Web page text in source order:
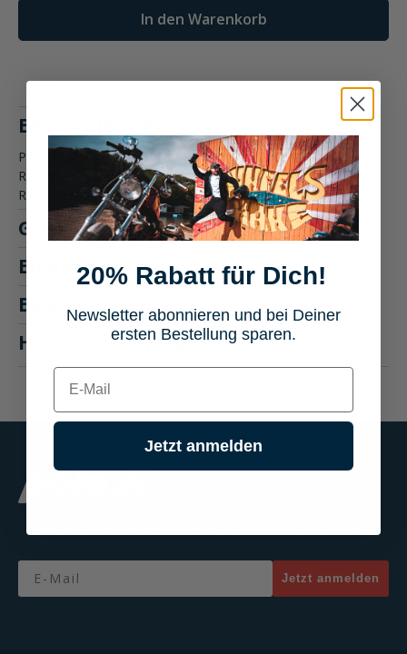
In den Warenkorb
Beschreibung
Produktbeschreibung: BikeBroz Reparatursatz für
Reifenventile 14-teilig Der BikeBroz Reparatursatz für
Reifenventile 14-tei…Mehr
Größentabelle
Eigenschaften
Bewertungen
Hersteller "BikeBroz"
Email
Jetzt anmelden
20% Rabatt für Dich!
Newsletter abonnieren und bei Deiner
ersten Bestellung sparen.
E-mail
Jetzt anmelden